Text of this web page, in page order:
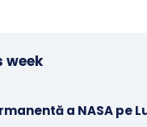
week
a NASA pe